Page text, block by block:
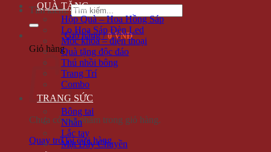
Tìm kiếm:
Giỏ hàng /0 VNĐ
Giỏ hàng
Chưa có sản phẩm trong giỏ hàng.
Quay trở lại cửa hàng
QUÀ TẶNG
Hộp Quà – Hoa Hồng Sáp
Lọ Hoa Sáp Đèn Led
Móc khóa – điện thoại
Quà tặng độc đáo
Thú nhồi bông
Trang Trí
Combo
TRANG SỨC
Bông tai
Nhẫn
Lắc tay
Mặt Dây Chuyền